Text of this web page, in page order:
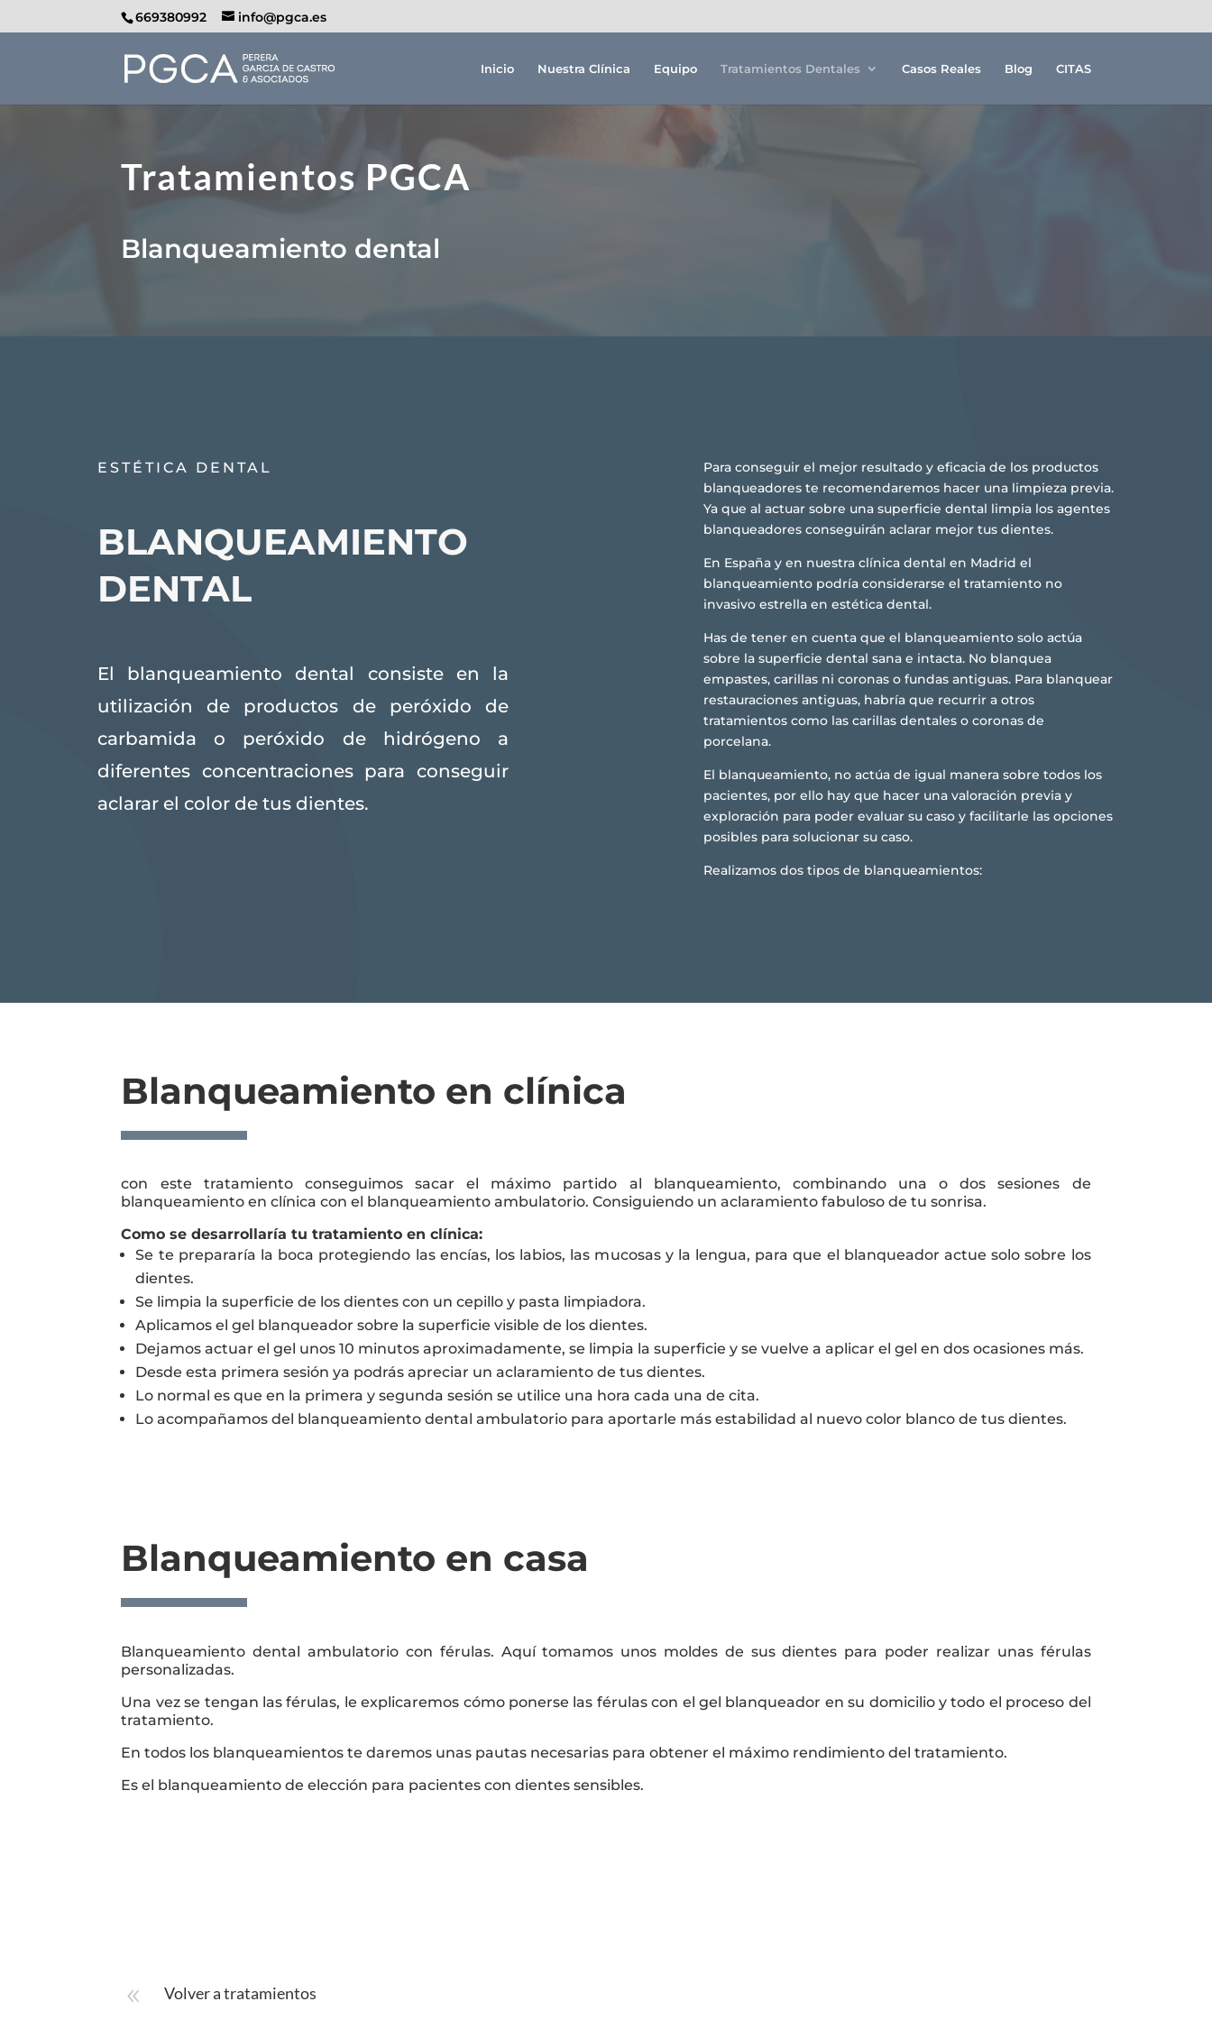
669380992 info@pgca.es
Inicio Nuestra Clínica Equipo Tratamientos Dentales Casos Reales Blog CITAS
Tratamientos PGCA
Blanqueamiento dental
ESTÉTICA DENTAL
BLANQUEAMIENTO
DENTAL
El blanqueamiento dental consiste en la
utilización de productos de peróxido de
carbamida o peróxido de hidrógeno a
diferentes concentraciones para conseguir
aclarar el color de tus dientes.
Para conseguir el mejor resultado y eficacia de los productos
blanqueadores te recomendaremos hacer una limpieza previa.
Ya que al actuar sobre una superficie dental limpia los agentes
blanqueadores conseguirán aclarar mejor tus dientes.
En España y en nuestra clínica dental en Madrid el
blanqueamiento podría considerarse el tratamiento no
invasivo estrella en estética dental.
Has de tener en cuenta que el blanqueamiento solo actúa
sobre la superficie dental sana e intacta. No blanquea
empastes, carillas ni coronas o fundas antiguas. Para blanquear
restauraciones antiguas, habría que recurrir a otros
tratamientos como las carillas dentales o coronas de
porcelana.
El blanqueamiento, no actúa de igual manera sobre todos los
pacientes, por ello hay que hacer una valoración previa y
exploración para poder evaluar su caso y facilitarle las opciones
posibles para solucionar su caso.
Realizamos dos tipos de blanqueamientos:
Blanqueamiento en clínica
con este tratamiento conseguimos sacar el máximo partido al blanqueamiento, combinando una o dos sesiones de
blanqueamiento en clínica con el blanqueamiento ambulatorio. Consiguiendo un aclaramiento fabuloso de tu sonrisa.
Como se desarrollaría tu tratamiento en clínica:
Se te prepararía la boca protegiendo las encías, los labios, las mucosas y la lengua, para que el blanqueador actue solo sobre los
dientes.
Se limpia la superficie de los dientes con un cepillo y pasta limpiadora.
Aplicamos el gel blanqueador sobre la superficie visible de los dientes.
Dejamos actuar el gel unos 10 minutos aproximadamente, se limpia la superficie y se vuelve a aplicar el gel en dos ocasiones más.
Desde esta primera sesión ya podrás apreciar un aclaramiento de tus dientes.
Lo normal es que en la primera y segunda sesión se utilice una hora cada una de cita.
Lo acompañamos del blanqueamiento dental ambulatorio para aportarle más estabilidad al nuevo color blanco de tus dientes.
Blanqueamiento en casa
Blanqueamiento dental ambulatorio con férulas. Aquí tomamos unos moldes de sus dientes para poder realizar unas férulas
personalizadas.
Una vez se tengan las férulas, le explicaremos cómo ponerse las férulas con el gel blanqueador en su domicilio y todo el proceso del
tratamiento.
En todos los blanqueamientos te daremos unas pautas necesarias para obtener el máximo rendimiento del tratamiento.
Es el blanqueamiento de elección para pacientes con dientes sensibles.
8 Volver a tratamientos